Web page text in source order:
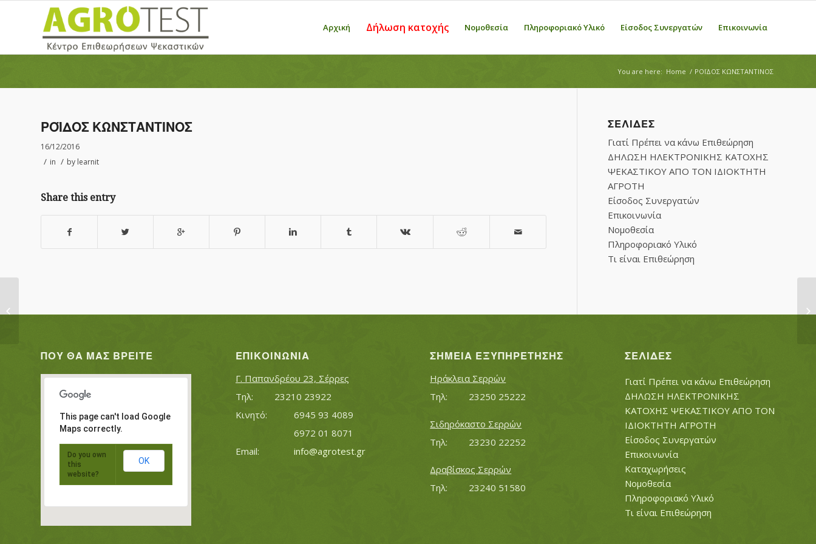
Αρχική Δήλωση κατοχής Νομοθεσία Πληροφοριακό Υλικό Είσοδος Συνεργατών Επικοινωνία
You are here: Home / ΡΟΪΔΟΣ ΚΩΝΣΤΑΝΤΙΝΟΣ
ΡΟΪΔΟΣ ΚΩΝΣΤΑΝΤΙΝΟΣ
16/12/2016
/ in / by learnit
Share this entry
ΣΕΛΊΔΕΣ
Γιατί Πρέπει να κάνω Επιθεώρηση
ΔΗΛΩΣΗ ΗΛΕΚΤΡΟΝΙΚΗΣ ΚΑΤΟΧΗΣ
ΨΕΚΑΣΤΙΚΟΥ ΑΠΟ ΤΟΝ ΙΔΙΟΚΤΗΤΗ
ΑΓΡΟΤΗ
Είσοδος Συνεργατών
Επικοινωνία
Νομοθεσία
Πληροφοριακό Υλικό
Τι είναι Επιθεώρηση
ΠΟΥ ΘΑ ΜΑΣ ΒΡΕΊΤΕ
This page can't load Google
Maps correctly.
Do you own
this
website?
OK
ΕΠΙΚΟΙΝΩΝΊΑ
Γ. Παπανδρέου 23, Σέρρες
Τηλ:		23210 23922
Κινητό:		6945 93 4089
			6972 01 8071
info@agrotest.gr
ΣΗΜΕΊΑ ΕΞΥΠΗΡΈΤΗΣΗΣ
Ηράκλεια Σερρών
Τηλ:		23250 25222
Σιδηρόκαστο Σερρών
Τηλ:		23230 22252
Δραβίσκος Σερρών
Τηλ:		23240 51580
ΣΕΛΊΔΕΣ
Γιατί Πρέπει να κάνω Επιθεώρηση
ΔΗΛΩΣΗ ΗΛΕΚΤΡΟΝΙΚΗΣ
ΚΑΤΟΧΗΣ ΨΕΚΑΣΤΙΚΟΥ ΑΠΟ ΤΟΝ
ΙΔΙΟΚΤΗΤΗ ΑΓΡΟΤΗ
Είσοδος Συνεργατών
Επικοινωνία
Καταχωρήσεις
Νομοθεσία
Πληροφοριακό Υλικό
Τι είναι Επιθεώρηση